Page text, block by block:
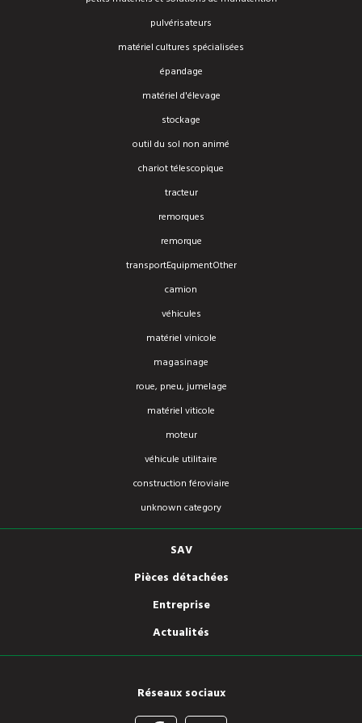
pulvérisateurs
matériel cultures spécialisées
épandage
matériel d'élevage
stockage
outil du sol non animé
chariot télescopique
tracteur
remorques
remorque
transportEquipmentOther
camion
véhicules
matériel vinicole
magasinage
roue, pneu, jumelage
matériel viticole
moteur
véhicule utilitaire
construction féroviaire
unknown category
SAV
Pièces détachées
Entreprise
Actualités
Réseaux sociaux